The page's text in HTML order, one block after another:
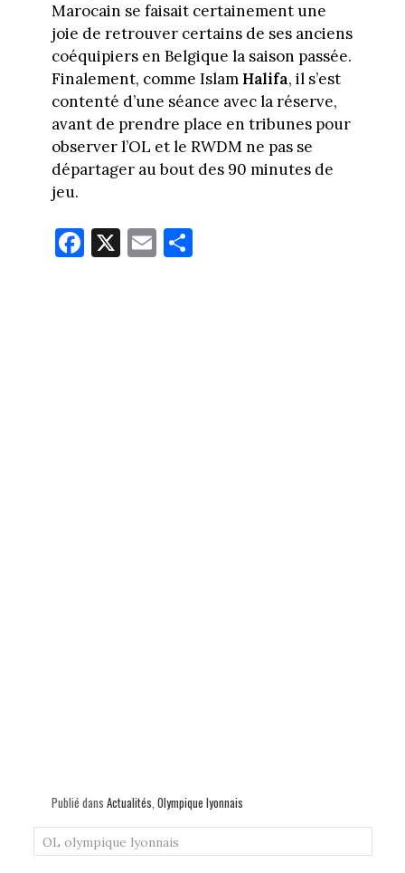
Marocain se faisait certainement une
joie de retrouver certains de ses anciens
coéquipiers en Belgique la saison passée.
Finalement, comme Islam Halifa, il s’est
contenté d’une séance avec la réserve,
avant de prendre place en tribunes pour
observer l’OL et le RWDM ne pas se
départager au bout des 90 minutes de
jeu.
Fa
ce
X E
m
Pa
rt
Publié dans Actualités Olympique lyonnais
OL olympique lyonnais